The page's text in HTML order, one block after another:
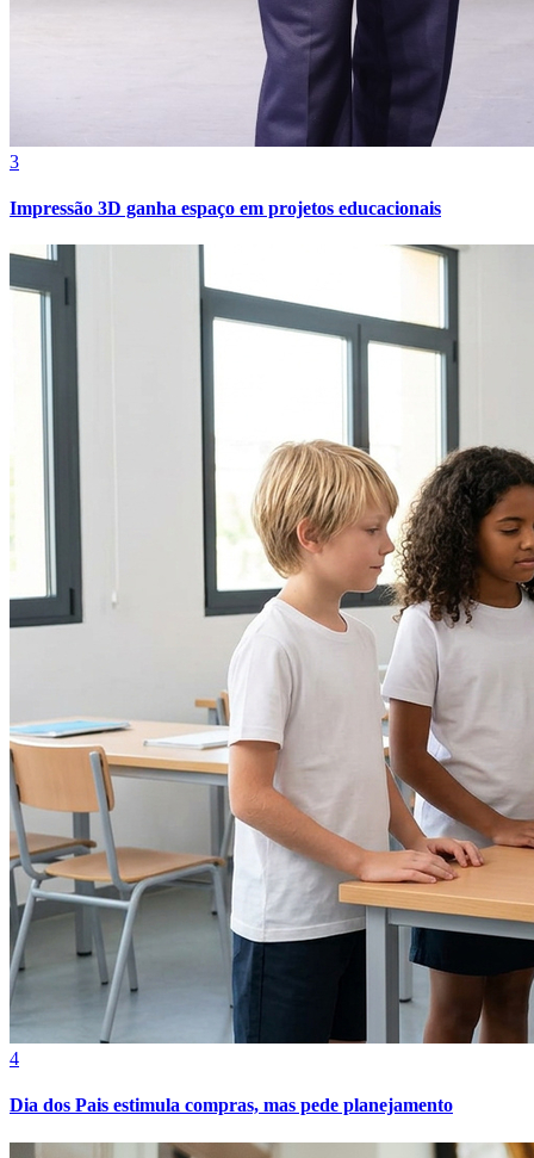
Atlético-MG
3
Impressão 3D ganha espaço em projetos educacionais
4
Dia dos Pais estimula compras, mas pede planejamento